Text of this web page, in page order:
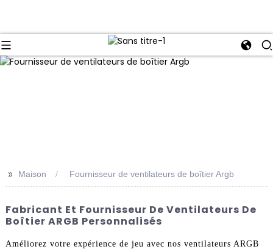
>> Maison Fournisseur de ventilateurs de boîtier Argb
Fabricant Et Fournisseur De Ventilateurs De
Boîtier ARGB Personnalisés
Améliorez votre expérience de jeu avec nos ventilateurs ARGB